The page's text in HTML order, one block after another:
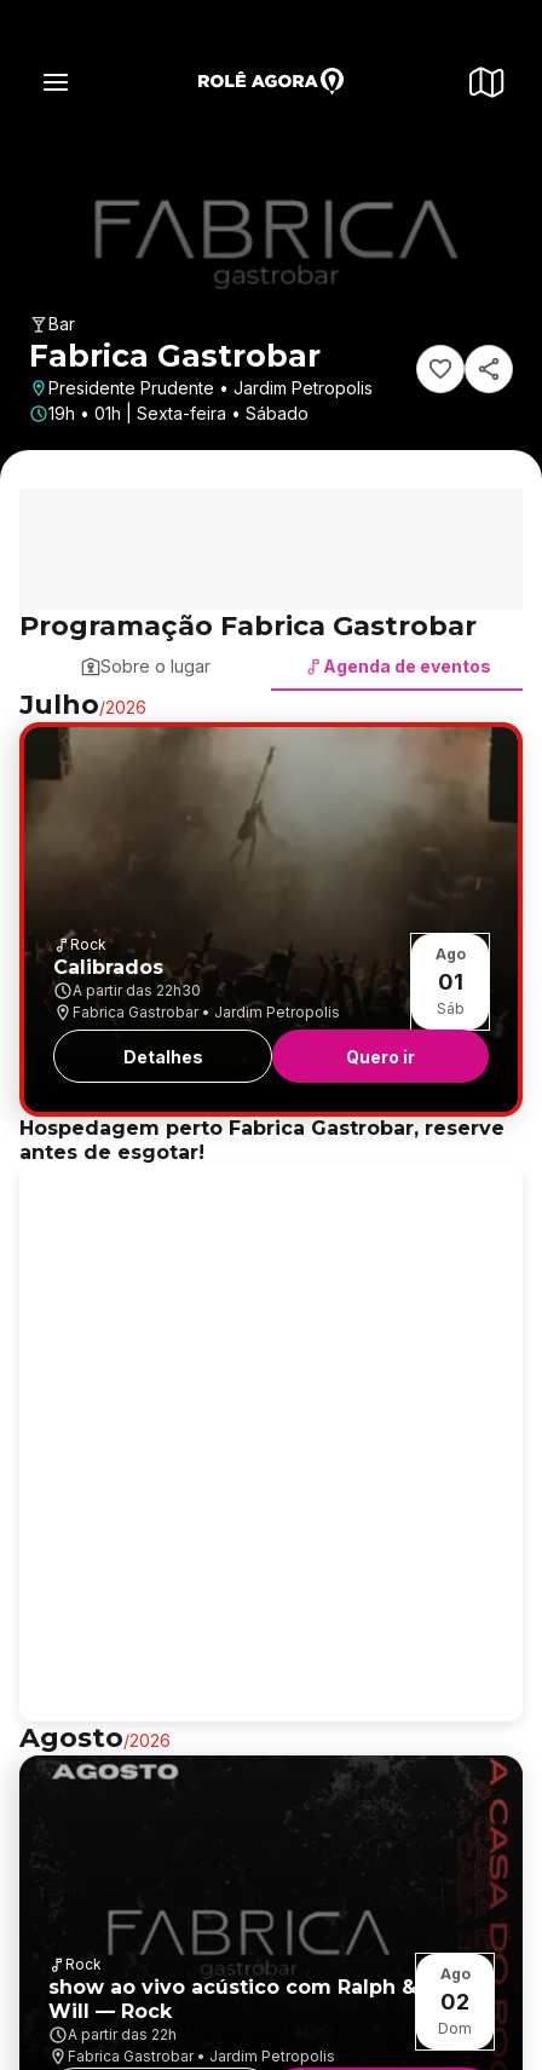
Bar
Fabrica Gastrobar
Presidente Prudente • Jardim Petropolis
19h • 01h | Sexta-feira • Sábado
Programação Fabrica Gastrobar
Sobre o lugar Agenda de eventos
Julho/2026
Rock
Calibrados
A partir das 22h30
Fabrica Gastrobar • Jardim Petropolis
Ago
01
Sáb
Detalhes Quero ir
Hospedagem perto Fabrica Gastrobar, reserve
antes de esgotar!
Agosto/2026
Rock
show ao vivo acústico com Ralph &
Will — Rock
A partir das 22h
Fabrica Gastrobar • Jardim Petropolis
Ago
02
Dom